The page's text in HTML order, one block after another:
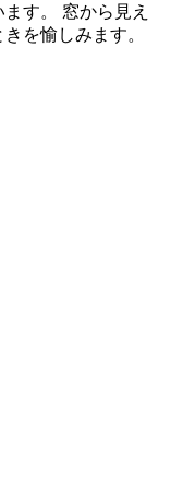
す。 窓から見え
を愉しみます。